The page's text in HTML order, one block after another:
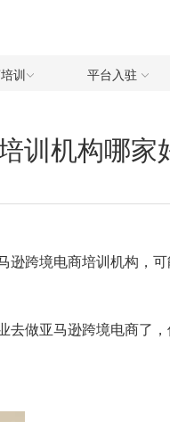
训 平台入驻
训机构哪家
跨境电商培训机构，
做亚马逊跨境电商了